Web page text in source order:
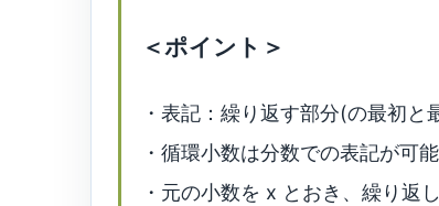
＜ポイント＞
・表記：繰り返す部分(の最初と
・循環小数は分数での表記が可能
・元の小数を x とおき、繰り返